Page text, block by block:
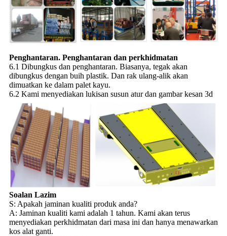
Penghantaran. Penghantaran dan perkhidmatan
6.1 Dibungkus dan penghantaran. Biasanya, tegak akan
dibungkus dengan buih plastik. Dan rak ulang-alik akan
dimuatkan ke dalam palet kayu.
6.2 Kami menyediakan lukisan susun atur dan gambar kesan 3d
Soalan Lazim
S: Apakah jaminan kualiti produk anda?
A: Jaminan kualiti kami adalah 1 tahun. Kami akan terus
menyediakan perkhidmatan dari masa ini dan hanya menawarkan
kos alat ganti.